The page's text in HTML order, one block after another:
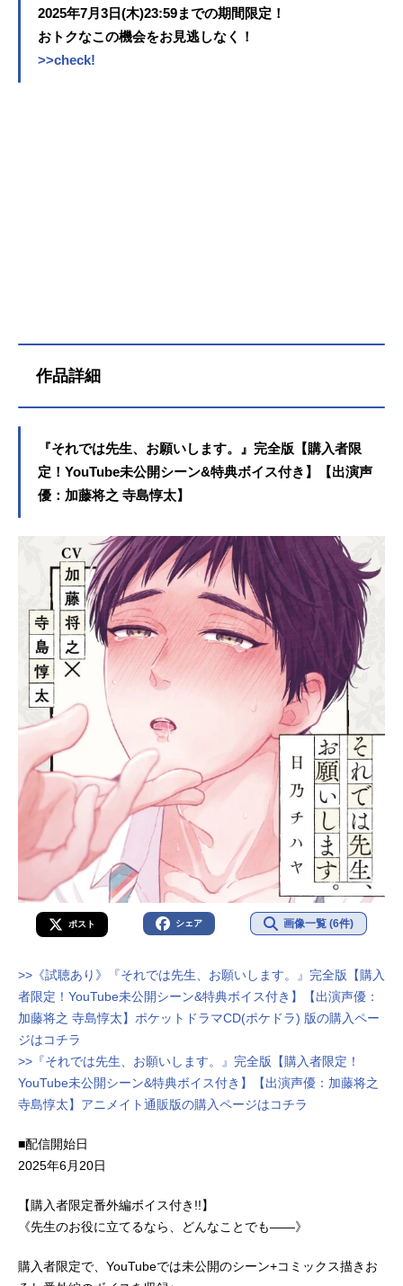
2025年7月3日(木)23:59までの期間限定！
おトクなこの機会をお見逃しなく！
>>check!
作品詳細
『それでは先生、お願いします。』完全版【購入者限
定！YouTube未公開シーン&特典ボイス付き】【出演声
優：加藤将之 寺島惇太】
ポスト シェア 画像一覧 (6件)
>>《試聴あり》『それでは先生、お願いします。』完全版【購入
者限定！YouTube未公開シーン&特典ボイス付き】【出演声優：
加藤将之 寺島惇太】ポケットドラマCD(ポケドラ) 版の購入ペー
ジはコチラ
>>『それでは先生、お願いします。』完全版【購入者限定！
YouTube未公開シーン&特典ボイス付き】【出演声優：加藤将之
寺島惇太】アニメイト通販版の購入ページはコチラ
■配信開始日
2025年6月20日
【購入者限定番外編ボイス付き!!】
《先生のお役に立てるなら、どんなことでも――》
購入者限定で、YouTubeでは未公開のシーン+コミックス描きお